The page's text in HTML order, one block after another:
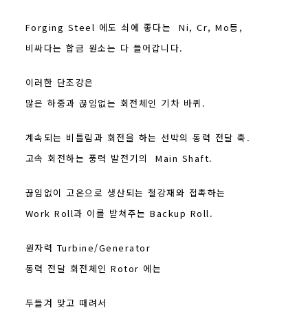
Forging Steel 에도 쇠에 좋다는 Ni, Cr, Mo등,
비싸다는 합금 원소는 다 들어갑니다.
이러한 단조강은
많은 하중과 끊임없는 회전체인 기차 바퀴.
계속되는 비틀림과 회전을 하는 선박의 동력 전달 축.
고속 회전하는 풍력 발전기의 Main Shaft.
끊임없이 고온으로 생산되는 철강재와 접촉하는
Work Roll과 이를 받쳐주는 Backup Roll.
원자력 Turbine/Generator
동력 전달 회전체인 Rotor 에는
두들겨 맞고 때려서